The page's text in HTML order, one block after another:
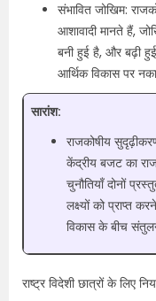
संभावित जोखिम:
आशावादी मानते हैं,
बनी हुई है, और बढ़ी
आर्थिक विकास पर
सारांश:
राजकोषीय
केंद्रीय बजट का
चुनौतियाँ दोनों
लक्ष्यों को प्राप्त
विकास के बीच संतुलन
राष्ट्र विदेशी छात्रों के लिए